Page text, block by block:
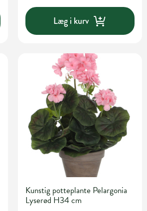
Læg i kurv
Kunstig potteplante Pelargonia
Lyserød H34 cm